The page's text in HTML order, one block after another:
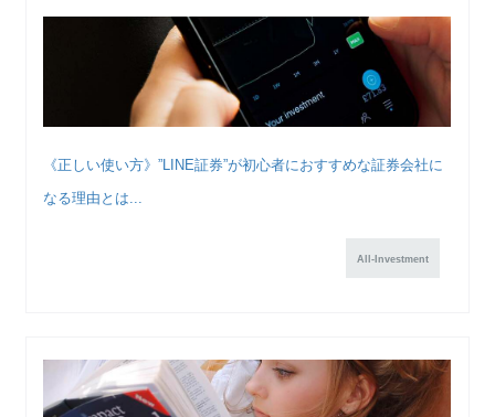
《正しい使い方》”LINE証券”が初心者におすすめな証券会社に
なる理由とは...
All-Investment